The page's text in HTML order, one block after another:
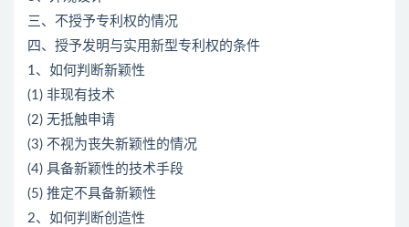
三、不授予专利权的情况
四、授予发明与实用新型专利权的条件
1、如何判断新颖性
(1) 非现有技术
(2) 无抵触申请
(3) 不视为丧失新颖性的情况
(4) 具备新颖性的技术手段
(5) 推定不具备新颖性
2、如何判断创造性